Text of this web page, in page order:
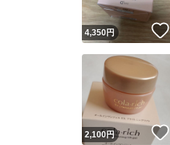
4,350円
2,100円